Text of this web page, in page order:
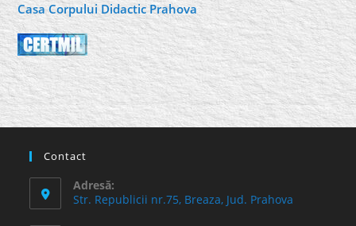
Casa Corpului Didactic Prahova
Contact
Adresă:
Str. Republicii nr.75, Breaza, Jud. Prahova